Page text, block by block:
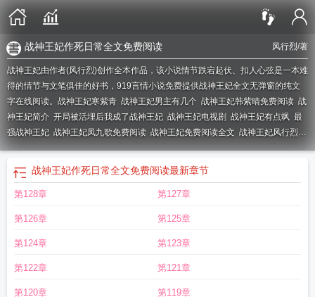
风行烈/著
战神王妃作死日常全文免费阅读
战神王妃由作者(风行烈)创作全本作品，该小说情节跌宕起伏、扣人心弦是一本难
得的情节与文笔俱佳的好书，919言情小说免费提供战神王妃全文无弹窗的纯文
字在线阅读。 战神王妃寒紫青 战神王妃男主有几个 战神王妃韩紫晴免费阅读 战
神王妃简介 开局被活埋后我成了战神王妃 战神王妃电视剧 战神王妃有点飒 最
强战神王妃 战神王妃凤九歌免费阅读 战神王妃免费阅读全文 战神王妃风行烈
txt邪王的战神王妃战神王妃风行烈好看吗战神王妃求下堂战神王妃重生后她
一心搞事业 我是素素
战神王妃君北月 战神王妃TXT
战神王妃
妃无下限免费阅读
战神王爷双腿残废女主穿越会医术
神王妃凤倾天下阅读
战神王妃 白雪杨春战神王妃的神医王妃短剧
美又飒 一叶浮梦
战神王妃作死日常全文免费阅读
的战神王妃
战神王妃百度百科
王妃讲的什么
重生战神王妃战神王妃养个蛇人当夫君
战神王妃作死日常全文免费阅读最新章节
第128章 第127章
第126章 第125章
第124章 第123章
第122章 第121章
第120章 第119章